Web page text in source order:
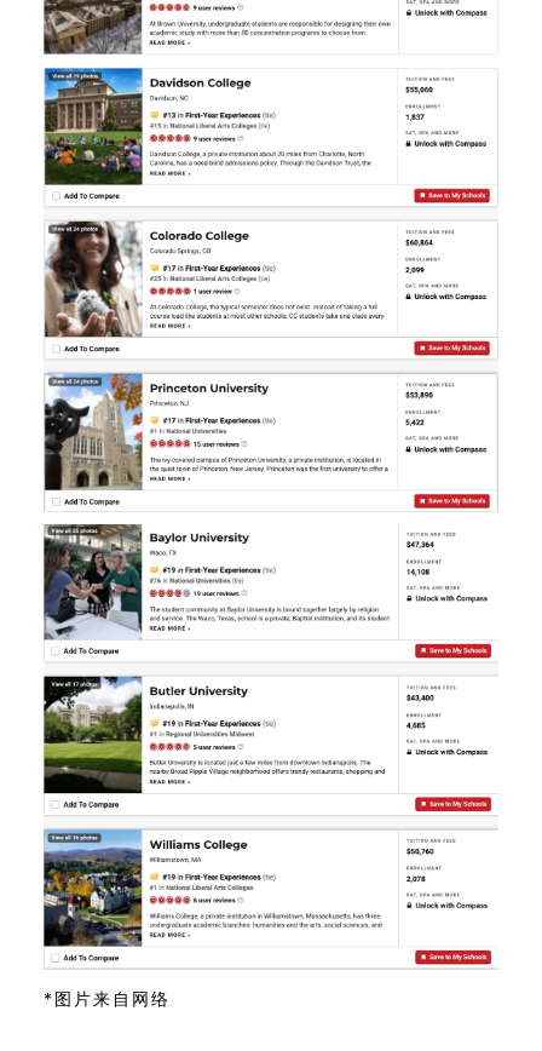
*图片来自网络